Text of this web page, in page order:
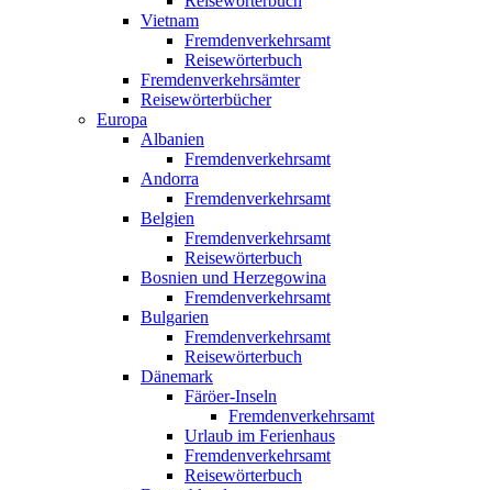
Vietnam
Fremdenverkehrsamt
Reisewörterbuch
Fremdenverkehrsämter
Reisewörterbücher
Europa
Albanien
Fremdenverkehrsamt
Andorra
Fremdenverkehrsamt
Belgien
Fremdenverkehrsamt
Reisewörterbuch
Bosnien und Herzegowina
Fremdenverkehrsamt
Bulgarien
Fremdenverkehrsamt
Reisewörterbuch
Dänemark
Färöer-Inseln
Fremdenverkehrsamt
Urlaub im Ferienhaus
Fremdenverkehrsamt
Reisewörterbuch